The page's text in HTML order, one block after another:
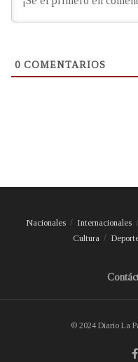
0 COMENTARIOS
Nacionales Internacionales
Cultura
© 2024 Diario La